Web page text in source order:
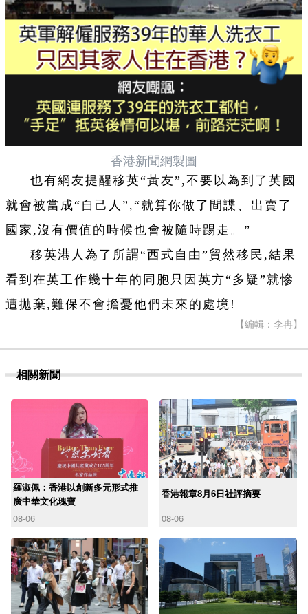
香港新聞網製圖
也有網友提醒移英“黃友”,不要以為到了英國
就會被當成“自己人”,“就算你做了間諜、出賣了
國家,沒有價值的時候也會被隨時踢走。”
移英港人為了所謂“西式自由”貿然移民,結果
看到在英工作幾十年的同胞只因英方“多疑”就慘
遭拋棄,難保不會擔憂他們未來的處境!
【編輯：李冉】
相關新聞
羅淑佩：香港以創新多元形式推
廣中華文化瑰寶
08-06
香港報章8月6日社評摘要
08-06